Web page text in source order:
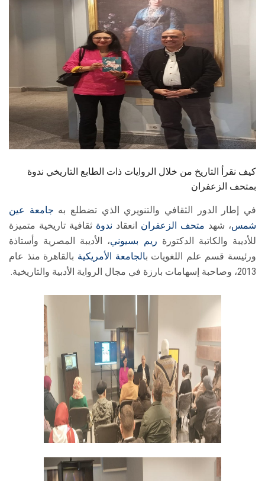
الخريجين
الزائـرون
كيف نقرأ التاريخ من خلال الروايات ذات الطابع التاريخي ندوة
بمتحف الزعفران
في إطار الدور الثقافي والتنويري الذي تضطلع به جامعة عين
شمس، شهد متحف الزعفران انعقاد ندوة ثقافية تاريخية متميزة
للأديبة والكاتبة الدكتورة ريم بسيوني، الأديبة المصرية وأستاذة
ورئيسة قسم علم اللغويات بالجامعة الأمريكية بالقاهرة منذ عام
2013، وصاحبة إسهامات بارزة في مجال الرواية الأدبية والتاريخية.